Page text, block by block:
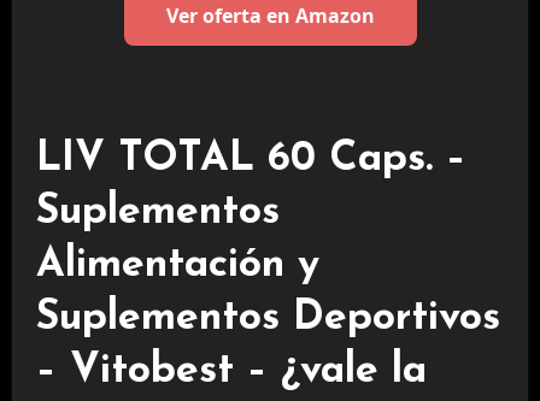
Ver oferta en Amazon
LIV TOTAL 60 Caps. –
Suplementos
Alimentación y
Suplementos Deportivos
– Vitobest – ¿vale la